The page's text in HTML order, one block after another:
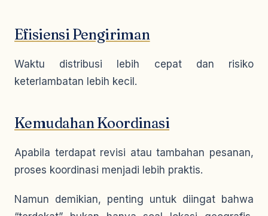
Efisiensi Pengiriman
Waktu distribusi lebih cepat dan risiko
keterlambatan lebih kecil.
Kemudahan Koordinasi
Apabila terdapat revisi atau tambahan pesanan,
proses koordinasi menjadi lebih praktis.
Namun demikian, penting untuk diingat bahwa